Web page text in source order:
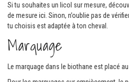
Si tu souhaites un licol sur mesure,
de mesure ici . Sinon, n’oublie pas de
tu choisis est adaptée à ton cheval.
Marquage
Le marquage dans le biothane est placé